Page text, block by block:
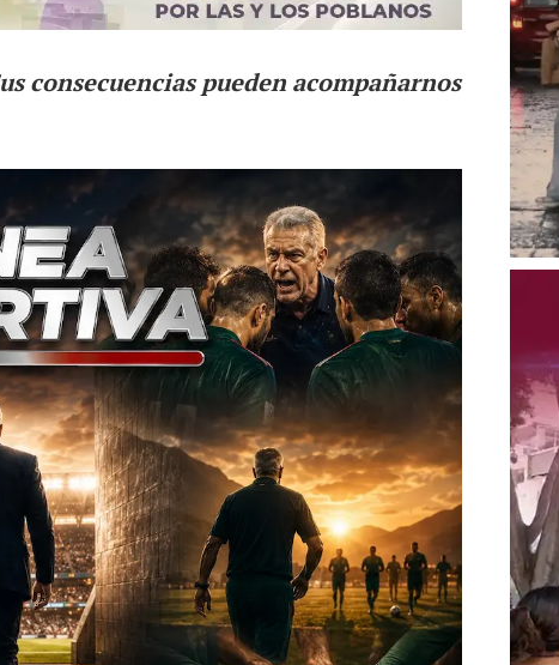
consecuencias pueden acompañarnos